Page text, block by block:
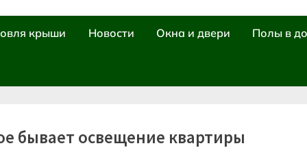
крыши Новости Окна и двери Полы в
бывает освещение квартиры